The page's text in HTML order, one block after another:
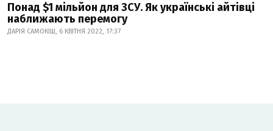
Понад $1 мільйон для ЗСУ. Як українські айтівці
наближають перемогу
ДАРІЯ САМОКІШ, 6 КВІТНЯ 2022, 17:37